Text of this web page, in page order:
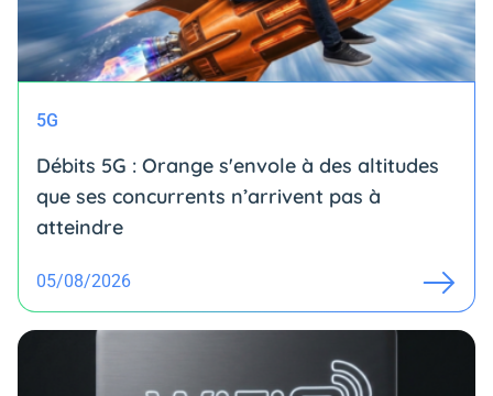
5G
Débits 5G : Orange s'envole à des altitudes
que ses concurrents n’arrivent pas à
atteindre
05/08/2026